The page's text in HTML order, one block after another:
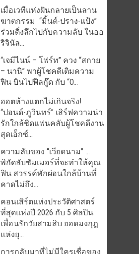
เมื่อเวทีแห่งฝันกลายเป็นลาน
ฆาตกรรม “มิ้นต์-ปราง-แป้ง”
ร่วมดิ่งลึกไปกับความลับ ในออ
ริจินัล...
“เจมีไนน์ – โฟร์ท” ควง “สกาย
– นานิ” พาผู้โชคดีเติมความ
ฟิน บินไปฟีลกู๊ด กับ “O...
ฮอตห้างแตกไม่เกินจริง!
“ปอนด์-ภูวินทร์” เสิร์ฟความน่า
รักใกล้ชิดแฟนคลับผู้โชคดีงาน
สุดเอ็กซ์...
ความลับของ “เวียดนาม” …
พิกัดลับซัมเมอร์ที่จะทำให้คุณ
ฟิน สวรรค์พักผ่อนใกล้บ้านที่
คาดไม่ถึง...
คอนเสิร์ตแห่งประวัติศาสตร์
ที่สุดแห่งปี 2026 กับ 5 ศิลปิน
เพื่อนรักวัยสามสิบ ยอดมงกุฎ
แห่งยุ...
การกลับมาที่ไม่มีใครเชื่อของ